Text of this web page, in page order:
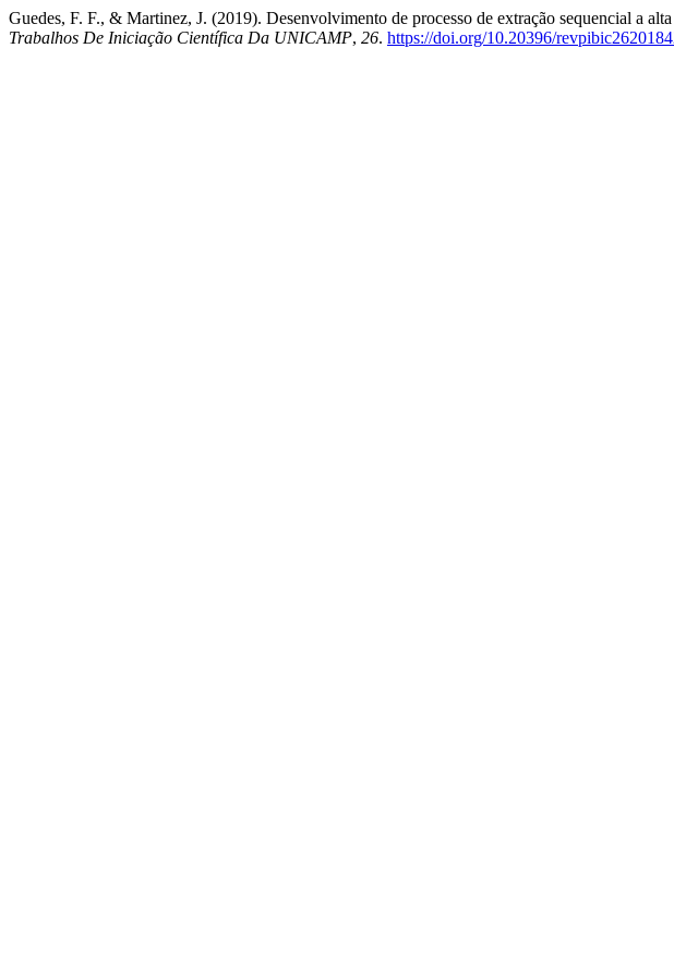
Guedes, F. F., & Martinez, J. (2019). Desenvolvimento de processo de extração sequencial a
Trabalhos De Iniciação Científica Da UNICAMP, 26. https://doi.org/10.20396/